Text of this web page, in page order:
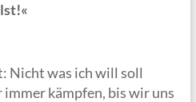
Nicht was ich will soll
kämpfen, bis wir uns